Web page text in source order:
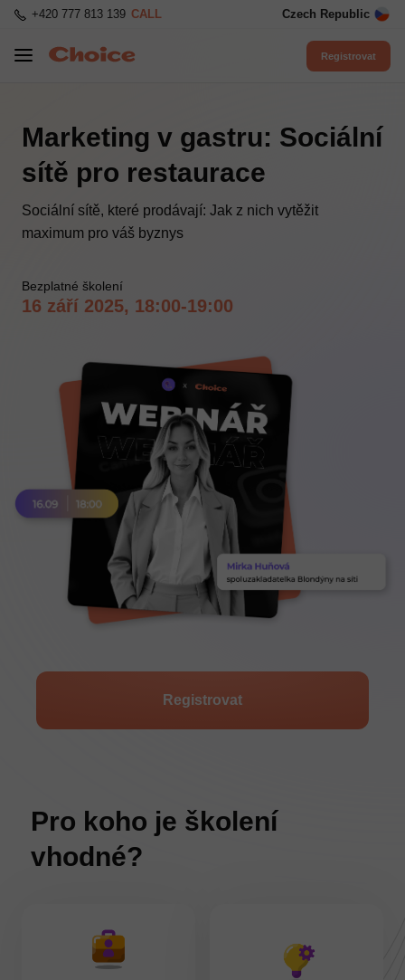
+420 777 813 139 CALL Czech Republic
Registrovat
Marketing v gastru: Sociální
sítě pro restaurace
Sociální sítě, které prodávají: Jak z nich vytěžit
maximum pro váš byznys
Bezplatné školení
16 září 2025, 18:00-19:00
Registrovat
Pro koho je školení
vhodné?